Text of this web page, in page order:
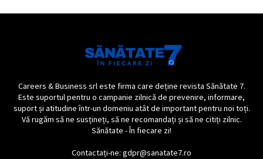
Careers & Business srl este firma care deține revista Sănătate 7.
Este suportul pentru o campanie zilnică de prevenire, informare,
suport și atitudine într-un domeniu atât de important pentru noi toți.
Vă rugăm să ne susțineți, să ne recomandați și să ne citiți zilnic.
Sănătate - În fiecare zi!
Contactați-ne: gdpr@sanatate7.ro